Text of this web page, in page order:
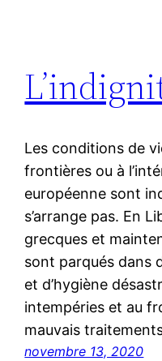
Les conditions de
frontières ou à
européenne sont
s’arrange pas. En
grecques et
sont parqués dans
et d’hygiène
intempéries et au
mauvais
novembre 13, 2020